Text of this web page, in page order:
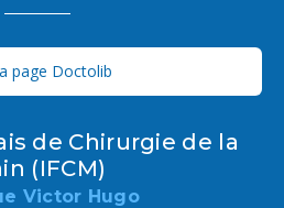
page Doctolib
de Chirurgie de la
(IFCM)
Victor Hugo